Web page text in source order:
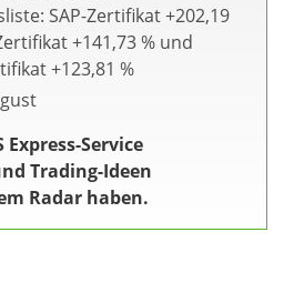
SAP-Zertifikat +202,19
+141,73 % und
+123,81 %
Express-Service
Trading-Ideen
Radar haben.